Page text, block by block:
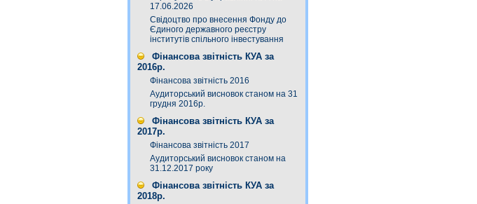
17.06.2026
Свідоцтво про внесення Фонду до
Єдиного державного реєстру
інститутів спільного інвестування
Фінансова звітність КУА за
2016р.
Фінансова звітність 2016
Аудиторський висновок станом на 31
грудня 2016р.
Фінансова звітність КУА за
2017р.
Фінансова звітність 2017
Аудиторський висновок станом на
31.12.2017 року
Фінансова звітність КУА за
2018р.